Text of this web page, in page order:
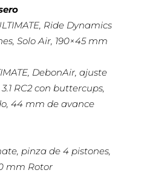
Ride Dynamics
Solo Air, 190×45 mm
DebonAir, ajuste
RC2 con buttercups,
44 ​​mm de avance
pinza de 4 pistones,
mm Rotor